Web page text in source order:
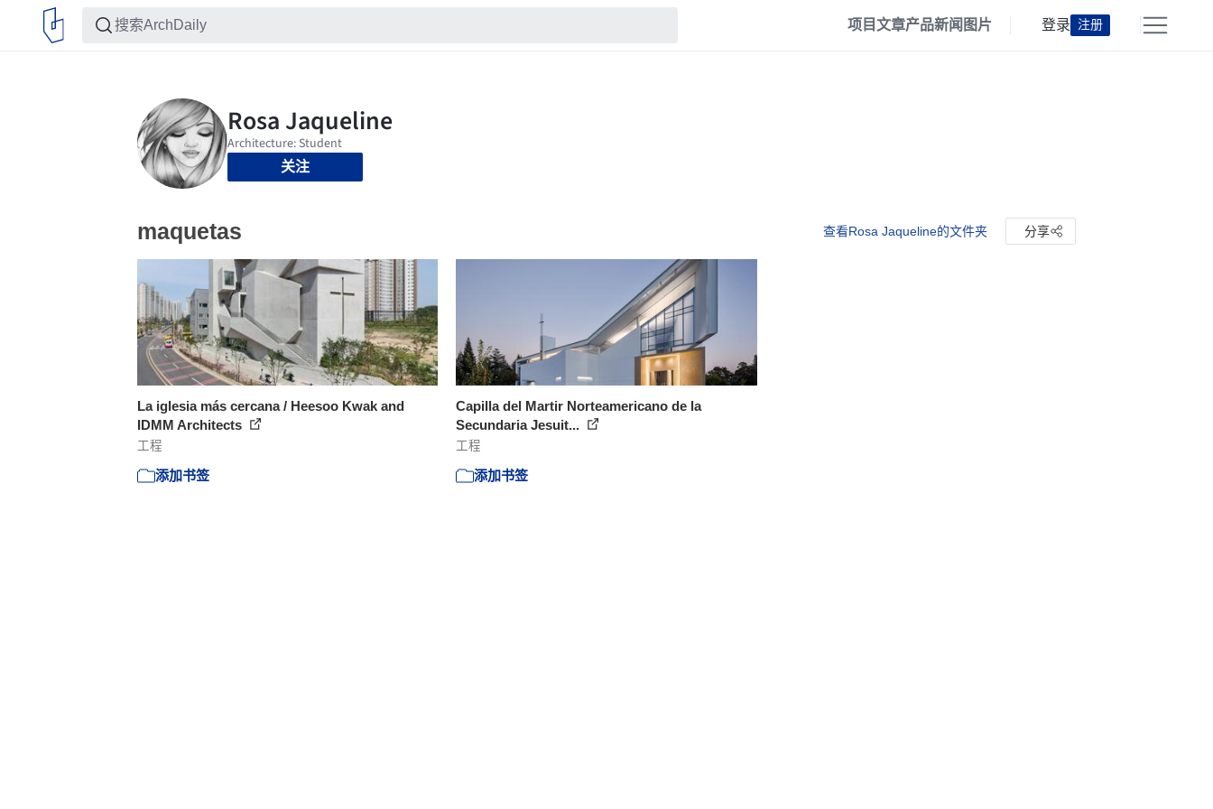
项目文章产品新闻 图片 登录 注册
关注
maquetas 查看Rosa Jaqueline的文件夹 分享
La iglesia más cercana / Heesoo Kwak and
IDMM Architects
工程
添加书签
Capilla del Martir Norteamericano de la
Secundaria Jesuit...
工程
添加书签